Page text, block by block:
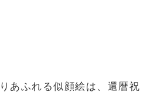
あふれる似顔絵は、還暦祝